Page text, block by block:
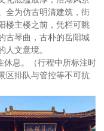
全为仿古明清建筑，街
楼主楼之前，凭栏可眺
古琴曲，古朴的岳阳城
文意境。
休息。（行程中所标注时
区排队与管控等不可抗